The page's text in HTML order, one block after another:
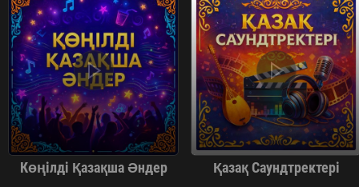
Көңілді Қазақша Әндер Қазақ Саундтректері